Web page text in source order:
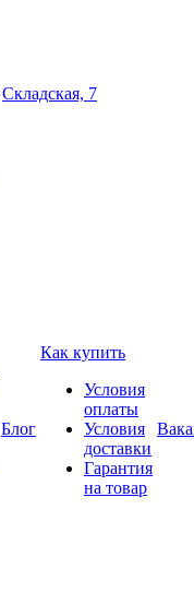
Складская, 7
Блог
Как купить
Условия
оплаты
Условия
доставки
Гарантия
на товар